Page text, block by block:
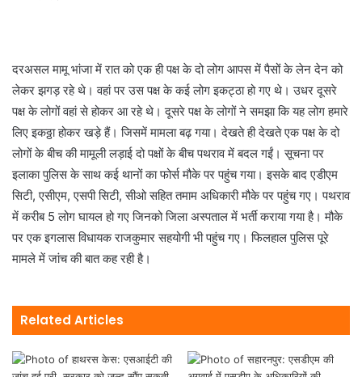
दरअसल मामू भांजा में रात को एक ही पक्ष के दो लोग आपस में पैसों के लेन देन को
लेकर झगड़ रहे थे। वहां पर उस पक्ष के कई लोग इकट्ठा हो गए थे। उधर दूसरे
पक्ष के लोगों वहां से होकर आ रहे थे। दूसरे पक्ष के लोगों ने समझा कि यह लोग हमारे
लिए इकठ्ठा होकर खड़े हैं। जिसमें मामला बढ़ गया। देखते ही देखते एक पक्ष के दो
लोगों के बीच की मामूली लड़ाई दो पक्षों के बीच पथराव में बदल गईं। सूचना पर
इलाका पुलिस के साथ कई थानों का फोर्स मौके पर पहुंच गया। इसके बाद एडीएम
सिटी, एसीएम, एसपी सिटी, सीओ सहित तमाम अधिकारी मौके पर पहुंच गए। पथराव
में करीब 5 लोग घायल हो गए जिनको जिला अस्पताल में भर्ती कराया गया है। मौके
पर एक इगलास विधायक राजकुमार सहयोगी भी पहुंच गए। फिलहाल पुलिस पूरे
मामले में जांच की बात कह रही है।
Related Articles